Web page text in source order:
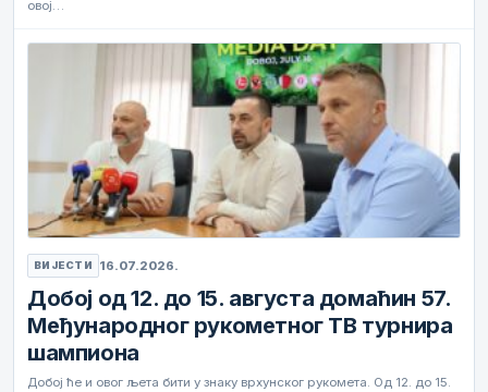
овој…
ВИЈЕСТИ 16.07.2026.
Добој од 12. до 15. августа домаћин 57.
Међународног рукометног ТВ турнира
шампиона
Добој ће и овог љета бити у знаку врхунског рукомета. Од 12. до 15.